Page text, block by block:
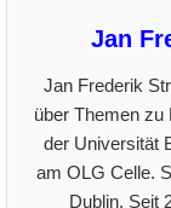
Jan
Jan Frederik
über Themen zu
der Universität
am OLG Celle.
Dublin. Seit